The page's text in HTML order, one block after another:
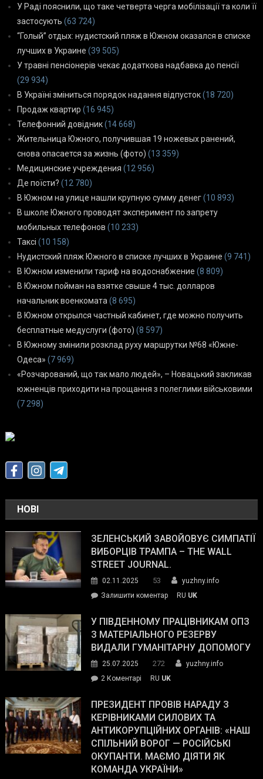
У Раді пояснили, що таке четверта черга мобілізації та коли її
застосують (63 724)
“Голый” отдых: нудистский пляж в Южном оказался в списке
лучших в Украине (39 505)
У травні пенсіонерів чекає додаткова надбавка до пенсії
(29 934)
В Україні зміниться порядок надання відпусток(18 720)
Продаж квартир (16 945)
Телефонний довідник(14 668)
Жительница Южного, получившая 19 ножевых ранений,
снова опасается за жизнь (фото) (13 359)
Медицинские учреждения (12 956)
Де поїсти? (12 780)
В Южном на улице нашли крупную сумму денег(10 893)
В школе Южного проводят эксперимент по запрету
мобильных телефонов (10 233)
Таксі (10 158)
Нудистский пляж Южного в списке лучших в Украине (9 741)
В Южном изменили тариф на водоснабжение (8 809)
В Южном пойман на взятке свыше 4 тыс. долларов
начальник военкомата (8 695)
В Южном открылся частный кабинет, где можно получить
бесплатные медуслуги (фото) (8 597)
В Южному змінили розклад руху маршрутки №68 «Южне-
Одеса» (7 969)
«Розчарований, що так мало людей», – Новацький закликав
южненців приходити на прощання з полеглими військовими
(7 298)
НОВІ
ЗЕЛЕНСЬКИЙ ЗАВОЙОВУЄ СИМПАТІЇ
ВИБОРЦІВ ТРАМПА – THE WALL
STREET JOURNAL.
02.11.2025 53
yuzhny.info
Залишити коментарon
завойовує
симпатії
виборців
The
Street
Journal.
RU UK
У ПІВДЕННОМУ ПРАЦІВНИКАМ ОПЗ
З МАТЕРІАЛЬНОГО РЕЗЕРВУ
ВИДАЛИ ГУМАНІТАРНУ ДОПОМОГУ
25.07.2025 272
yuzhny.info
2 Коментарі
Південному
працівникам
ОПЗ
з
матеріального
резерву
RU UK
ПРЕЗИДЕНТ ПРОВІВ НАРАДУ З
КЕРІВНИКАМИ СИЛОВИХ ТА
АНТИКОРУПЦІЙНИХ ОРГАНІВ: «НАШ
СПІЛЬНИЙ ВОРОГ — РОСІЙСЬКІ
ОКУПАНТИ. МАЄМО ДІЯТИ ЯК
КОМАНДА УКРАЇНИ»